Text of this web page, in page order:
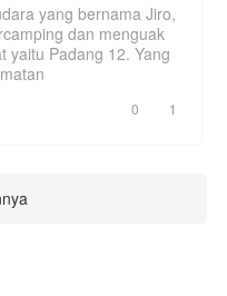
yang bernama Jiro,
dan menguak
yaitu Padang 12. Yang
0 1